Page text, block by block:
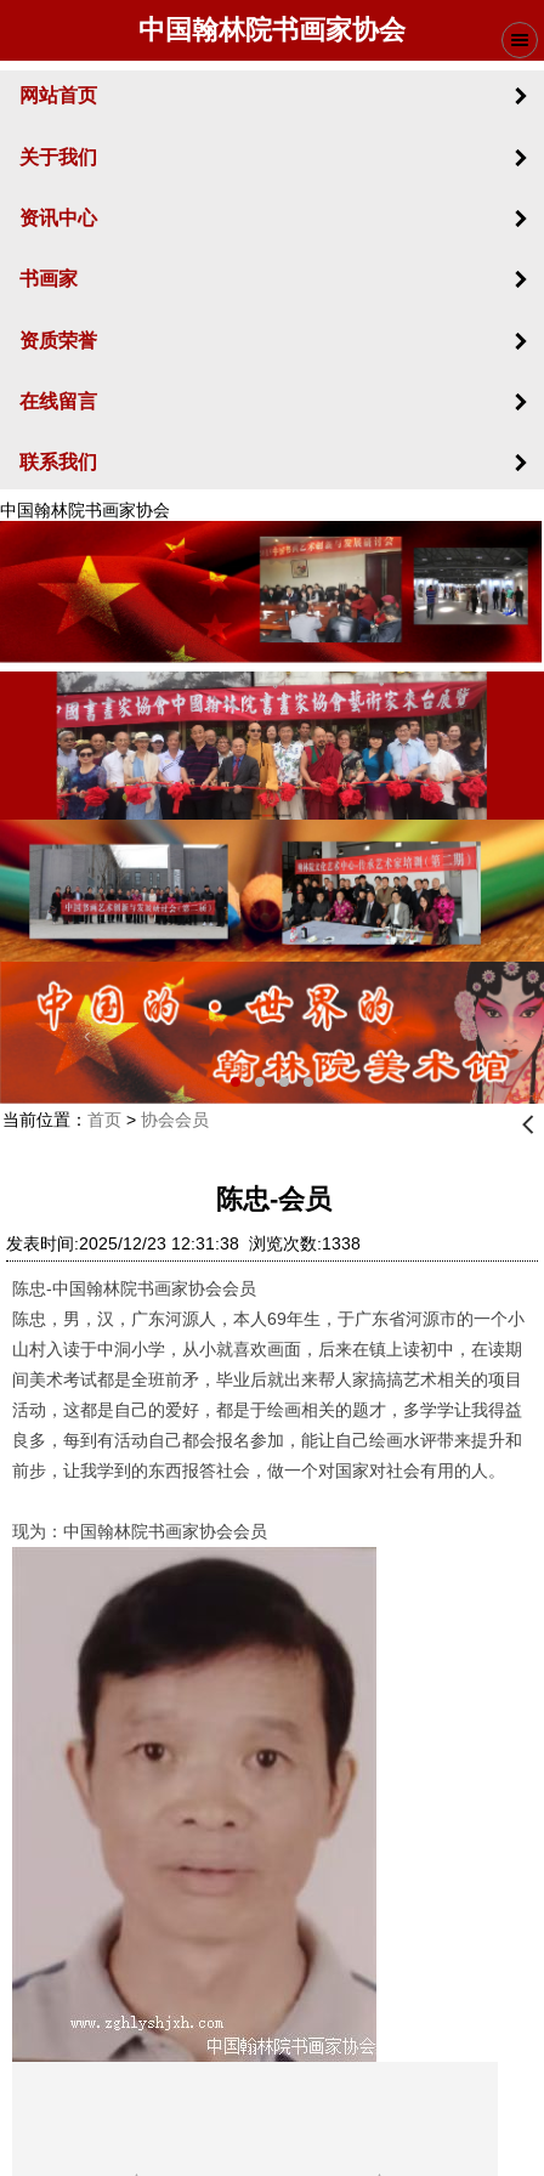
中国翰林院书画家协会
网站首页
关于我们
资讯中心
书画家
资质荣誉
在线留言
联系我们
中国翰林院书画家协会
4
当前位置： 首页> 协会会员 󰊒
陈忠-会员
发表时间:2025/12/23 12:31:38 浏览次数:1338
陈忠-中国翰林院书画家协会会员
陈忠，男，汉，广东河源人，本人69年生，于广东省河源市的一个小
山村入读于中洞小学，从小就喜欢画面，后来在镇上读初中，在读期
间美术考试都是全班前矛，毕业后就出来帮人家搞搞艺术相关的项目
活动，这都是自己的爱好，都是于绘画相关的题才，多学学让我得益
良多，每到有活动自己都会报名参加，能让自己绘画水评带来提升和
前步，让我学到的东西报答社会，做一个对国家对社会有用的人。
现为：中国翰林院书画家协会会员